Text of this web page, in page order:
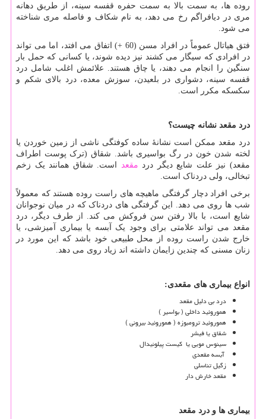
روده ها، به سمت بالا به سمت حفره قفسه سینه، از طریق دهانه
مری در دیافراگم رخ می دهد، به نام شکاف و فاصله مری شناخته
می شود.
فتق هیاتال عموماً در افراد مسن (60 +) اتفاق می افتد، اما می تواند
در افرادی که سیگار می کشند نیز دیده شوند، یا کسانی که حمل بار
سنگین را انجام می دهند، یا چاق هستند. علائمش اغلب شامل درد
قفسه سینه، دشواری در بلعیدن، سوزش معده، درد بالای شکم و
سکسکه مکرر است.
درد مقعد نشانه چیست؟
درد مقعد ممکن است نشانهٔ ساده کوفتگی ناشی از زمین خوردن یا
لخته شدن خون در رگ بواسیری باشد. شقاق (ترک پوست اطراف
مقعد) نیز علت شایع دیگر درد مقعد
است. شقاق همانند یک زخم
تبخالی، ولی دردناک است.
برخی افراد دچار گرفتگی ماهیچه های راست روده هستند که معمولاً
شب ها روی می دهد. این گرفتگی های دردناک که در میان نوجوانان
شایع است، با بالا رفتن سن فروکش می کند. از طرف دیگر، درد
مقعد می تواند علامتی برای وجود یک آبسه یا بیماری آمیزشی، یا
خارج شدن راست روده از محل طبیعی خود باشد که این مورد در
زنان مسنی که چندین زایمان داشته اند زیاد روی می دهد.
انواع بیماری های مقعدی:
درد بی دلیل مقعد
هموروئید داخلی ( بواسیر )
هموروئید ترومبوزه ( هموروئید بیرونی )
شقاق یا فیشر
سینوس مویی یا کیست پیلونیدال
آبسه مقعدی
زگیل تناسلی
مقعد خارش دار
بیماری ها و درد مقعد